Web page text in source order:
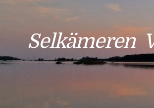
Selkämeren